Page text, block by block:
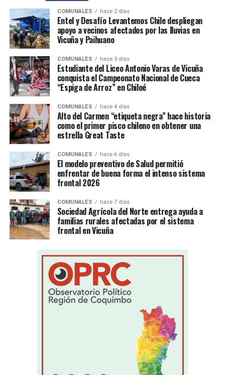
COMUNALES hace 2 días
Entel y Desafío Levantemos Chile despliegan
apoyo a vecinos afectados por las lluvias en
Vicuña y Paihuano
COMUNALES hace 3 días
Estudiante del Liceo Antonio Varas de Vicuña
conquista el Campeonato Nacional de Cueca
“Espiga de Arroz” en Chiloé
COMUNALES hace 4 días
Alto del Carmen “etiqueta negra” hace historia
como el primer pisco chileno en obtener una
estrella Great Taste
COMUNALES hace 6 días
El modelo preventivo de Salud permitió
enfrentar de buena forma el intenso sistema
frontal 2026
COMUNALES hace 7 días
Sociedad Agrícola del Norte entrega ayuda a
familias rurales afectadas por el sistema
frontal en Vicuña